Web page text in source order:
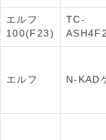
エルフ
100(F23)
TC-
エルフ N-KAD